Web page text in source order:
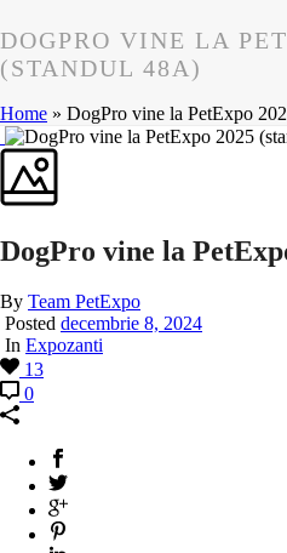
DOGPRO VINE LA
(STANDUL 48A)
Home » DogPro vine la PetExpo
DogPro vine la
By Team PetExpo
Posted decembrie 8, 2024
In Expozanti
13
0